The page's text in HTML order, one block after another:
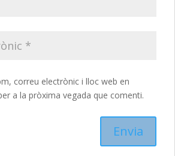
correu electrònic i lloc web en
a la pròxima vegada que comenti.